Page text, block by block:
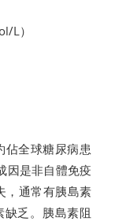
L）
佔全球糖尿病患
因是非自體免疫
，通常有胰島素
缺乏。胰島素阻